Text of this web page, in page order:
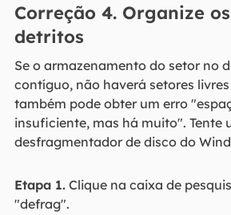
Correção 4. Organize
detritos
Se o armazenamento do setor no
contíguo, não haverá setores
também pode obter um erro
insuficiente, mas há muito". Tente
desfragmentador de disco do
Etapa 1.Clique na caixa de
"defrag".